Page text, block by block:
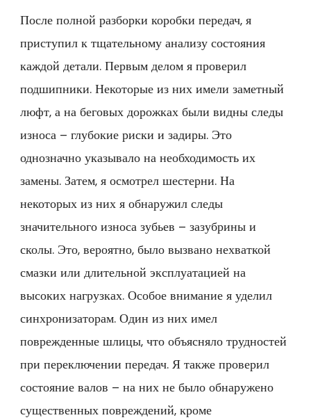
После полной разборки коробки передач, я
приступил к тщательному анализу состояния
каждой детали. Первым делом я проверил
подшипники. Некоторые из них имели заметный
люфт, а на беговых дорожках были видны следы
износа – глубокие риски и задиры. Это
однозначно указывало на необходимость их
замены. Затем, я осмотрел шестерни. На
некоторых из них я обнаружил следы
значительного износа зубьев – зазубрины и
сколы. Это, вероятно, было вызвано нехваткой
смазки или длительной эксплуатацией на
высоких нагрузках. Особое внимание я уделил
синхронизаторам. Один из них имел
поврежденные шлицы, что объясняло трудностей
при переключении передач. Я также проверил
состояние валов – на них не было обнаружено
существенных повреждений, кроме